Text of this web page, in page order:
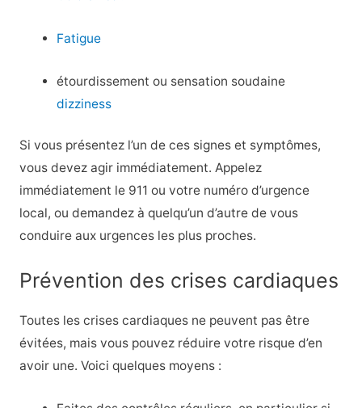
Fatigue
étourdissement ou sensation soudaine
dizziness
Si vous présentez l’un de ces signes et symptômes,
vous devez agir immédiatement. Appelez
immédiatement le 911 ou votre numéro d’urgence
local, ou demandez à quelqu’un d’autre de vous
conduire aux urgences les plus proches.
Prévention des crises cardiaques
Toutes les crises cardiaques ne peuvent pas être
évitées, mais vous pouvez réduire votre risque d’en
avoir une. Voici quelques moyens :